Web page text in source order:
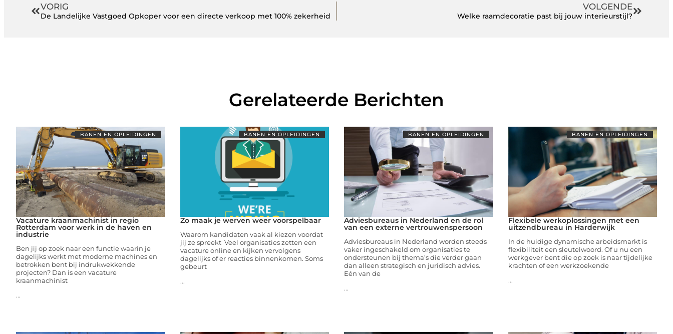
VORIG
De Landelijke Vastgoed Opkoper voor een directe verkoop met 100% zekerheid
VOLGENDE
Welke raamdecoratie past bij jouw interieurstijl?
Gerelateerde Berichten
BANEN EN OPLEIDINGEN
Vacature kraanmachinist in regio
Rotterdam voor werk in de haven en
industrie
Ben jij op zoek naar een functie waarin je
dagelijks werkt met moderne machines en
betrokken bent bij indrukwekkende
projecten? Dan is een vacature
kraanmachinist
...
BANEN EN OPLEIDINGEN
Zo maak je werven weer voorspelbaar
Waarom kandidaten vaak al kiezen voordat
jij ze spreekt Veel organisaties zetten een
vacature online en kijken vervolgens
dagelijks of er reacties binnenkomen. Soms
gebeurt
...
BANEN EN OPLEIDINGEN
Adviesbureaus in Nederland en de rol
van een externe vertrouwenspersoon
Adviesbureaus in Nederland worden steeds
vaker ingeschakeld om organisaties te
ondersteunen bij thema’s die verder gaan
dan alleen strategisch en juridisch advies.
Eén van de
...
BANEN EN OPLEIDINGEN
Flexibele werkoplossingen met een
uitzendbureau in Harderwijk
In de huidige dynamische arbeidsmarkt is
flexibiliteit een sleutelwoord. Of u nu een
werkgever bent die op zoek is naar tijdelijke
krachten of een werkzoekende
...